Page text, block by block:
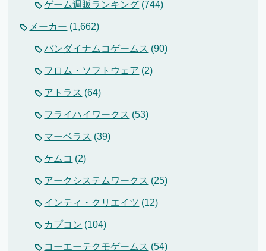
ゲーム週販ランキング (744)
メーカー (1,662)
バンダイナムコゲームス (90)
フロム・ソフトウェア (2)
アトラス (64)
フライハイワークス (53)
マーベラス (39)
ケムコ (2)
アークシステムワークス (25)
インティ・クリエイツ (12)
カプコン (104)
コーエーテクモゲームス (54)